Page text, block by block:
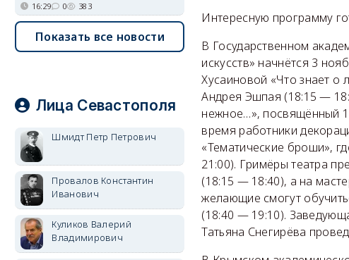
Интересную программу
В Государственном
искусств» начнётся 3
Хусаиновой «Что знает о
Андрея Эшпая (18:15 —
нежное…», посвящённый
время работники
«Тематические броши»,
21:00). Гримёры театра
(18:15 — 18:40), а на
желающие смогут
(18:40 — 19:10).
Татьяна Снегирёва
16:29 0 383
Показать все новости
Лица Севастополя
Шмидт Петр Петрович
Провалов Константин
Иванович
Куликов Валерий
Владимирович